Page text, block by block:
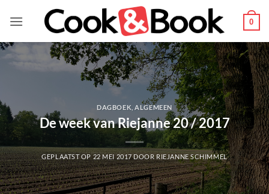
naar
0
DAGBOEK ,ALGEMEEN
De week van Riejanne 20 / 2017
GEPLAATST OP22 MEI 2017DOORRIEJANNE SCHIMMEL